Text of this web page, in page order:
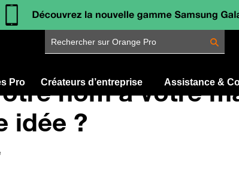
Rechercher sur Orange Pro
Pro Créateurs d’entreprise Assistance &
nom à votre
idée ?